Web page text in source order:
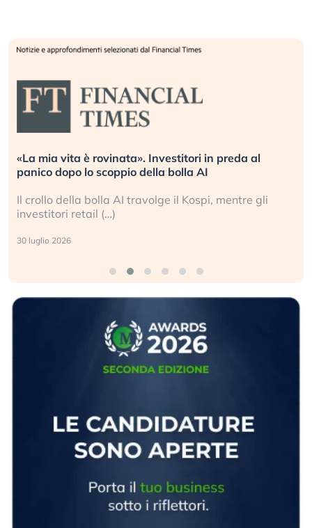
«La mia vita è rovinata». Investitori in preda al
panico dopo lo scoppio della bolla AI
Il crollo della bolla AI travolge il Kospi, mentre gli
investitori retail (…)
30 luglio 2026